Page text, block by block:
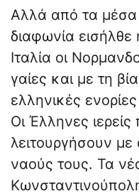
​Αλλά από τα μέσα
διαφωνία εισήλθε
Ιταλία οι
γαίες και με τη
ελληνικές
​Οι Έλληνες
λειτουργήσουν
ναούς τους. Τα